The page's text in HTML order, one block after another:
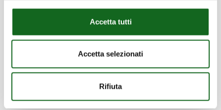
Accetta tutti
Accetta selezionati
Rifiuta
Mehr erfahren
Möchten Sie mehr über die Produkte
erfahren?